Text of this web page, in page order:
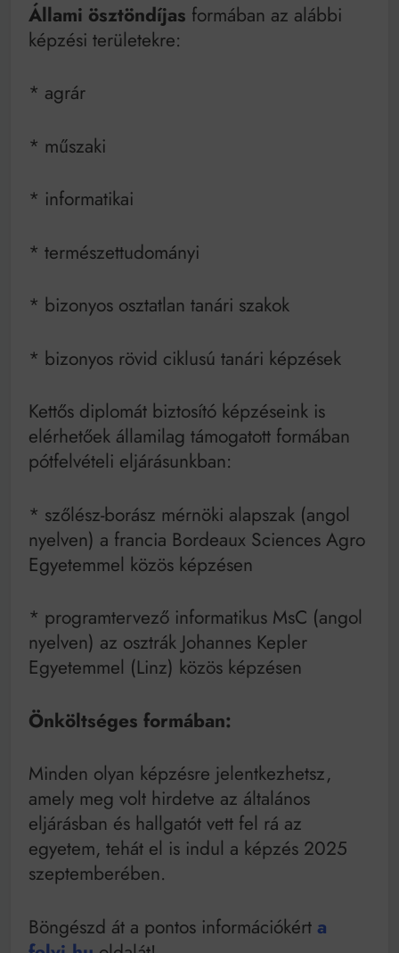
Állami ösztöndíjas formában az alábbi
képzési területekre:
* agrár
* műszaki
* informatikai
* természettudományi
* bizonyos osztatlan tanári szakok
* bizonyos rövid ciklusú tanári képzések
Kettős diplomát biztosító képzéseink is
elérhetőek államilag támogatott formában
pótfelvételi eljárásunkban:
* szőlész-borász mérnöki alapszak (angol
nyelven) a francia Bordeaux Sciences Agro
Egyetemmel közös képzésen
* programtervező informatikus MsC (angol
nyelven) az osztrák Johannes Kepler
Egyetemmel (Linz) közös képzésen
Önköltséges formában:
Minden olyan képzésre jelentkezhetsz,
amely meg volt hirdetve az általános
eljárásban és hallgatót vett fel rá az
egyetem, tehát el is indul a képzés 2025
szeptemberében.
Böngészd át a pontos információkért a